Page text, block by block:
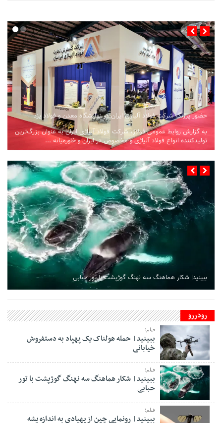
حضور پررنگ شرکت فولاد آلیاژی ایران در نمایشگاه معدن و فولاد یزد
به گزارش روابط عمومی فولاژ، شرکت فولاد آلیاژی ایران به عنوان بزرگ‌ترین
تولیدکننده انواع فولاد آلیاژی و مخصوص در ایران و خاورمیانه ...
ببینید| شکار هماهنگ سه نهنگ گوژپشت با تور حبابی
رودررو
فیلم؛
ببینید| حمله هولناک یک پهپاد به دستفروش
خیابانی
فیلم؛
ببینید| شکار هماهنگ سه نهنگ گوژپشت با تور
حبابی
فیلم؛
ببینید| رونمایی چین از پهپادی به اندازه پشه